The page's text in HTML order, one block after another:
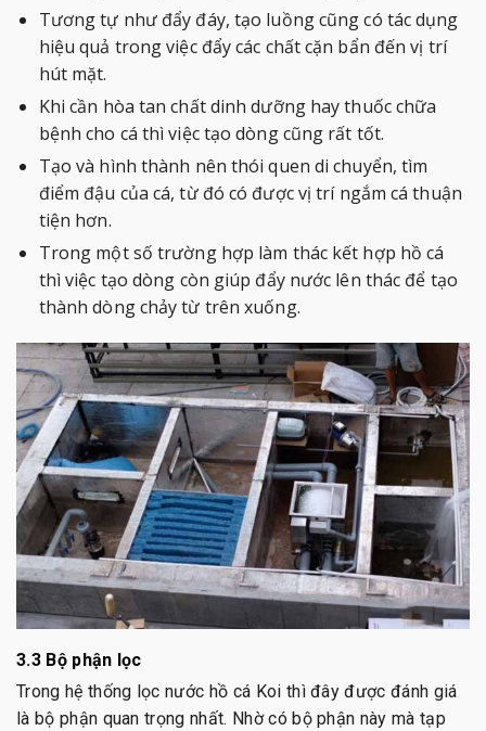
Tương tự như đẩy đáy, tạo luồng cũng có tác dụng
hiệu quả trong việc đẩy các chất cặn bẩn đến vị trí
hút mặt.
Khi cần hòa tan chất dinh dưỡng hay thuốc chữa
bệnh cho cá thì việc tạo dòng cũng rất tốt.
Tạo và hình thành nên thói quen di chuyển, tìm
điểm đậu của cá, từ đó có được vị trí ngắm cá thuận
tiện hơn.
Trong một số trường hợp làm thác kết hợp hồ cá
thì việc tạo dòng còn giúp đẩy nước lên thác để tạo
thành dòng chảy từ trên xuống.
3.3 Bộ phận lọc
Trong hệ thống lọc nước hồ cá Koi thì đây được đánh giá
là bộ phận quan trọng nhất. Nhờ có bộ phận này mà tạp